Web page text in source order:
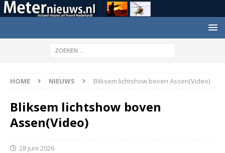
HOME NIEUWS Bliksem lichtshow boven Assen(Video)
Bliksem lichtshow boven
Assen(Video)
28 juni 2026